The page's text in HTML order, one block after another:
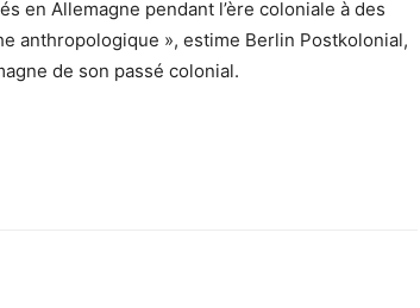
en Allemagne pendant l’ère coloniale à des
anthropologique », estime Berlin Postkolonial,
de son passé colonial.